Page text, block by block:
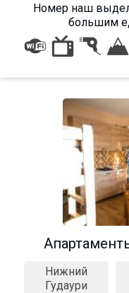
Номер наш
большим
Нижний
Гудаури